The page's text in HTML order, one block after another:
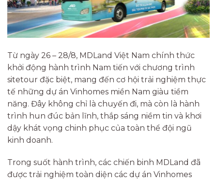
Từ ngày 26 – 28/8, MDLand Việt Nam chính thức
khởi động hành trình Nam tiến với chương trình
sitetour đặc biệt, mang đến cơ hội trải nghiệm thực
tế những dự án Vinhomes miền Nam giàu tiềm
năng. Đây không chỉ là chuyến đi, mà còn là hành
trình hun đúc bản lĩnh, thắp sáng niềm tin và khơi
dậy khát vọng chinh phục của toàn thể đội ngũ
kinh doanh.
Trong suốt hành trình, các chiến binh MDLand đã
được trải nghiệm toàn diện các dự án Vinhomes